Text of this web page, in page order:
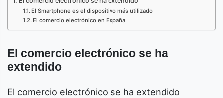
El Smartphone es el dispositivo más utilizado
El comercio electrónico en España
El comercio electrónico se ha
extendido
El comercio electrónico se ha extendido